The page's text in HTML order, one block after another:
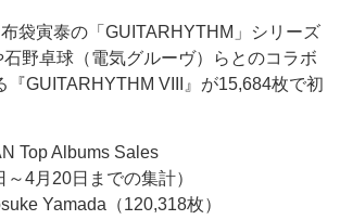
袋寅泰の「GUITARHYTHM」シリーズ
野卓球（電気グルーヴ）らとのコラボ
『GUITARHYTHM VIII』が15,684枚で初
Top Albums Sales
～4月20日までの集計）
Yamada（120,318枚）